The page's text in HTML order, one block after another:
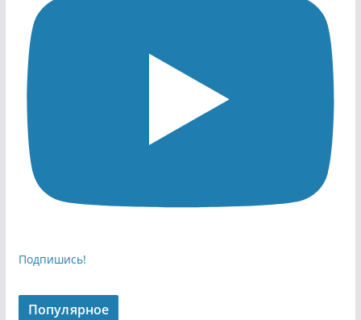
Подпишись!
Популярное